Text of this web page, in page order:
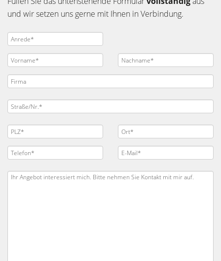
und wir setzen uns gerne mit Ihnen in Verbindung.